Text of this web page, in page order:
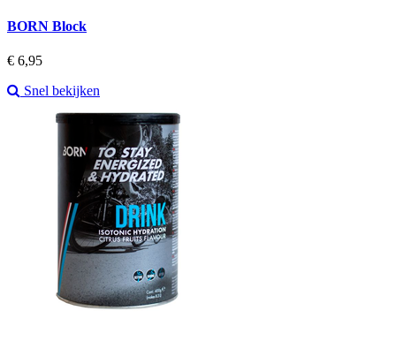
BORN Block
Prijs
€ 6,95
Snel bekijken